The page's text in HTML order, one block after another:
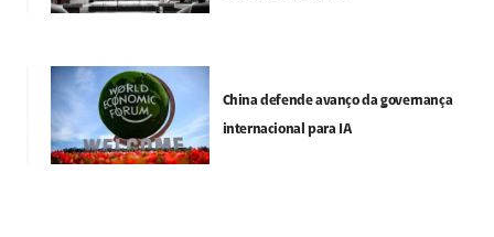
China defende avanço da governança
internacional para IA